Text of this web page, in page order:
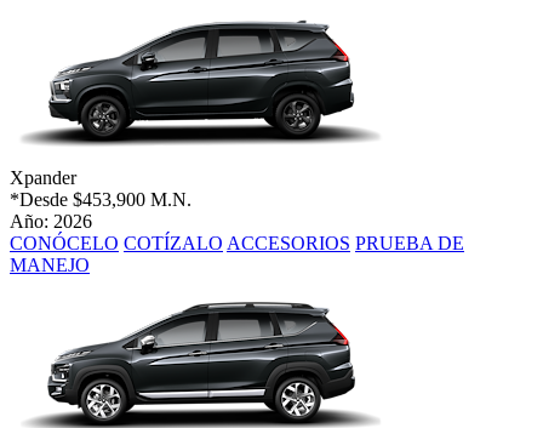
Xpander
*Desde $453,900 M.N.
Año: 2026
CONÓCELO COTÍZALO ACCESORIOS PRUEBA DE
MANEJO